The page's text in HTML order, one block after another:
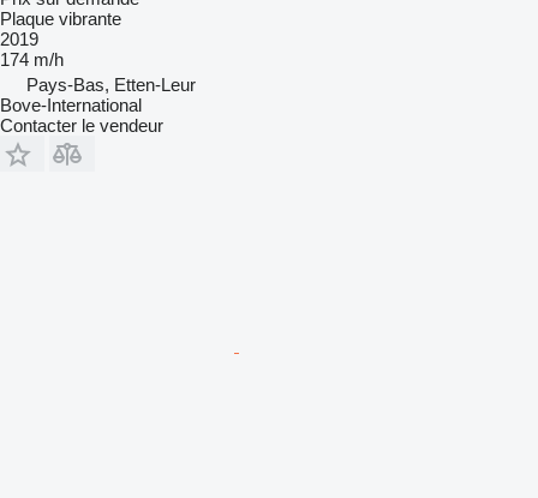
Plaque vibrante
2019
174 m/h
Pays-Bas, Etten-Leur
Bove-International
Contacter le vendeur